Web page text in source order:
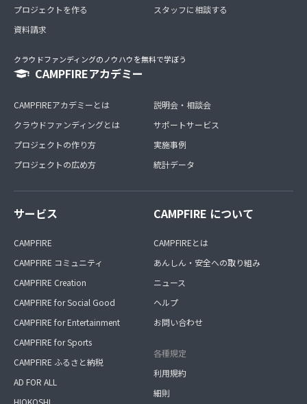
プロジェクトを作る
資料請求
スタッフに相談する
クラウドファンディングのノウハウを無料で学ぼう
CAMPFIREアカデミー
CAMPFIREアカデミーとは
クラウドファンディングとは
プロジェクトの作り方
プロジェクトの広め方
説明会・相談会
サポートサービス
実施事例
統計データ
サービス
CAMPFIRE
CAMPFIRE コミュニティ
CAMPFIRE Creation
CAMPFIRE for Social Good
CAMPFIRE for Entertainment
CAMPFIRE for Sports
CAMPFIRE ふるさと納税
AD FOR ALL
HIOKOSHI
CAMPFIRE について
CAMPFIREとは
あんしん・安全への取り組み
ニュース
ヘルプ
お問い合わせ
各種規定
利用規約
細則